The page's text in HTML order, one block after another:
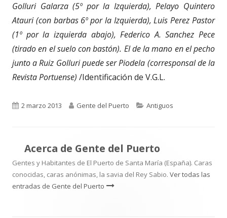
Golluri Galarza (5º por la Izquierda), Pelayo Quintero
Atauri (con barbas 6º por la Izquierda), Luis Perez Pastor
(1º por la izquierda abajo), Federico A. Sanchez Pece
(tirado en el suelo con bastón). El de la mano en el pecho
junto a Ruiz Golluri puede ser Piodela (corresponsal de la
Revista Portuense) /Identificación de V.G.L.
Publicado
2 marzo 2013 Autor
Gente del Puerto Categorías
Antiguos
Acerca de Gente del Puerto
Gentes y Habitantes de El Puerto de Santa María (España). Caras
conocidas, caras anónimas, la savia del Rey Sabio. Ver todas las
entradas de Gente del Puerto